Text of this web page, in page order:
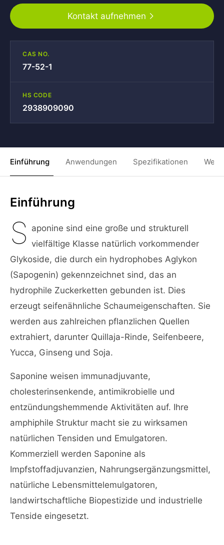
Kontakt aufnehmen
CAS NO.
77-52-1
HS CODE
2938909090
Einführung Anwendungen Spezifikationen
Einführung
S aponine sind eine große und strukturell
vielfältige Klasse natürlich vorkommender
Glykoside, die durch ein hydrophobes Aglykon
(Sapogenin) gekennzeichnet sind, das an
hydrophile Zuckerketten gebunden ist. Dies
erzeugt seifenähnliche Schaumeigenschaften. Sie
werden aus zahlreichen pflanzlichen Quellen
extrahiert, darunter Quillaja-Rinde, Seifenbeere,
Yucca, Ginseng und Soja.
Saponine weisen immunadjuvante,
cholesterinsenkende, antimikrobielle und
entzündungshemmende Aktivitäten auf. Ihre
amphiphile Struktur macht sie zu wirksamen
natürlichen Tensiden und Emulgatoren.
Kommerziell werden Saponine als
Impfstoffadjuvanzien, Nahrungsergänzungsmittel,
natürliche Lebensmittelemulgatoren,
landwirtschaftliche Biopestizide und industrielle
Tenside eingesetzt.